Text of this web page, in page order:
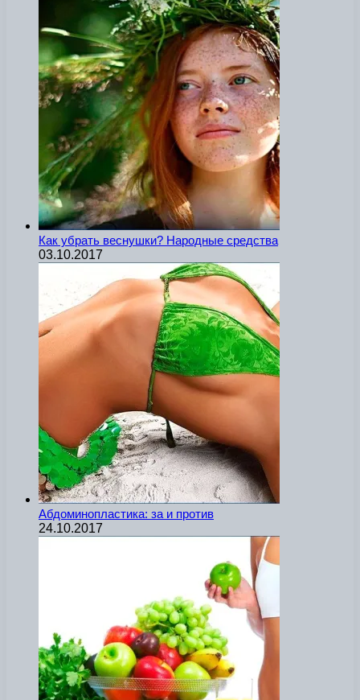
Как убрать веснушки? Народные средства
03.10.2017
Абдоминопластика: за и против
24.10.2017